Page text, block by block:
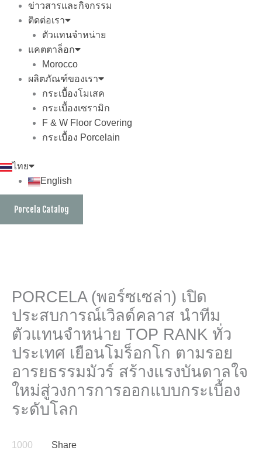
ข่าวสารและกิจกรรม
ติดต่อเรา
ตัวแทนจำหน่าย
แคตตาล็อก
Morocco
ผลิตภัณฑ์ของเรา
กระเบื้องโมเสค
กระเบื้องเซรามิก
F & W Floor Covering
กระเบื้อง Porcelain
ไทย
English
Porcela Catalog
PORCELA (พอร์ซเซล่า) เปิด
ประสบการณ์เวิลด์คลาส นำทีม
ตัวแทนจำหน่าย TOP RANK ทั่ว
ประเทศ เยือนโมร็อกโก ตามรอย
อารยธรรมมัวร์ สร้างแรงบันดาลใจ
ใหม่สู่วงการการออกแบบกระเบื้อง
ระดับโลก
1000
Share